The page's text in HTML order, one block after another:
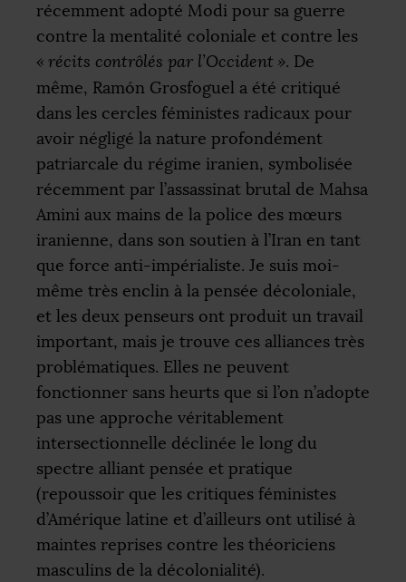
récemment adopté Modi pour sa guerre
contre la mentalité coloniale et contre les
« récits contrôlés par l’Occident ». De
même, Ramón Grosfoguel a été critiqué
dans les cercles féministes radicaux pour
avoir négligé la nature profondément
patriarcale du régime iranien, symbolisée
récemment par l’assassinat brutal de Mahsa
Amini aux mains de la police des mœurs
iranienne, dans son soutien à l’Iran en tant
que force anti-impérialiste. Je suis moi-
même très enclin à la pensée décoloniale,
et les deux penseurs ont produit un travail
important, mais je trouve ces alliances très
problématiques. Elles ne peuvent
fonctionner sans heurts que si l’on n’adopte
pas une approche véritablement
intersectionnelle déclinée le long du
spectre alliant pensée et pratique
(repoussoir que les critiques féministes
d’Amérique latine et d’ailleurs ont utilisé à
maintes reprises contre les théoriciens
masculins de la décolonialité).